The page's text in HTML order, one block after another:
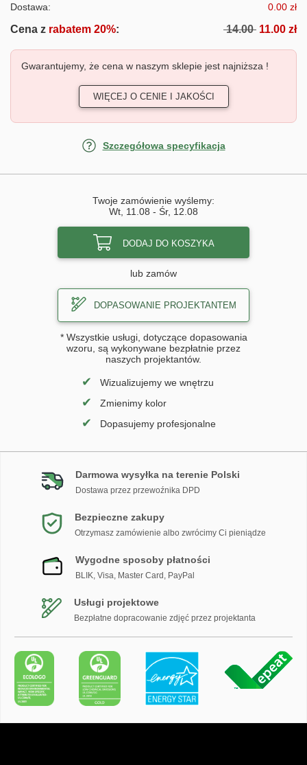
Dostawa: 0.00 zł
Cena z rabatem 20%: 14.00 11.00 zł
Gwarantujemy, że cena w naszym sklepie jest najniższa !
WIĘCEJ O CENIE I JAKOŚCI
Szczegółowa specyfikacja
Twoje zamówienie wyślemy:
Wt, 11.08 - Śr, 12.08
DODAJ DO KOSZYKA
lub zamów
DOPASOWANIE PROJEKTANTEM
* Wszystkie usługi, dotyczące dopasowania
wzoru, są wykonywane bezpłatnie przez
naszych projektantów.
✔ Wizualizujemy we wnętrzu
✔ Zmienimy kolor
✔ Dopasujemy profesjonalne
Darmowa wysyłka na terenie Polski
Dostawa przez przewoźnika DPD
Bezpieczne zakupy
Otrzymasz zamówienie albo zwrócimy Ci pieniądze
Wygodne sposoby płatności
BLIK, Visa, Master Card, PayPal
Usługi projektowe
Bezpłatne dopracowanie zdjęć przez projektanta